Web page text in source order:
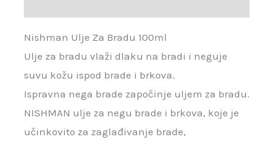
Nishman Ulje Za Bradu 100ml
Ulje za bradu vlaži dlaku na bradi i neguje
suvu kožu ispod brade i brkova.
Ispravna nega brade započinje uljem za bradu.
NISHMAN ulje za negu brade i brkova, koje je
učinkovito za zaglađivanje brade,